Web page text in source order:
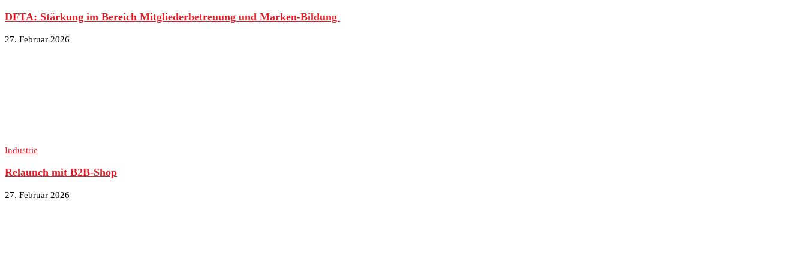
DFTA: Stärkung im Bereich Mitgliederbetreuung und Marken-Bildung
27. Februar 2026
Industrie
Relaunch mit B2B-Shop
27. Februar 2026